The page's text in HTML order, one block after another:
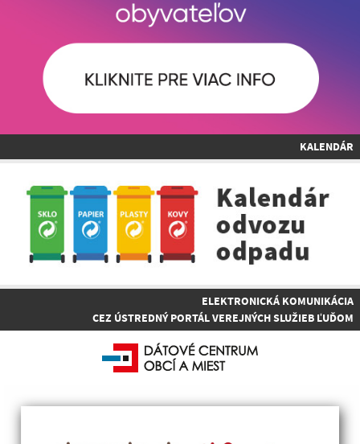
KALENDÁR
ELEKTRONICKÁ KOMUNIKÁCIA
CEZ ÚSTREDNÝ PORTÁL VEREJNÝCH SLUŽIEB ĽUĎOM